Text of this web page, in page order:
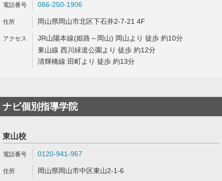
086-250-1906
岡山県岡山市北区下石井2-7-21 4F
JR山陽本線(姫路～岡山) 岡山より 徒歩 約10分
東山線 西川緑道公園より 徒歩 約12分
清輝橋線 田町より 徒歩 約13分
ナビ個別指導学院
東山校
0120-941-967
岡山県岡山市中区東山2-1-6